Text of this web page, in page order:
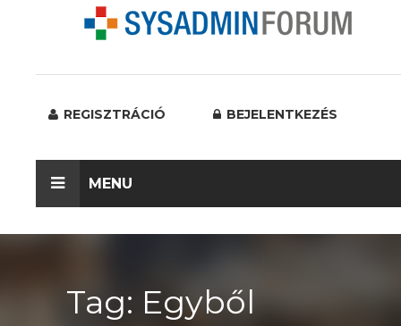
REGISZTRÁCIÓ BEJELENTKEZÉS
MENU
Tag: Egyből